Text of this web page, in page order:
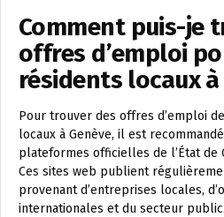
Comment puis-je
offres d’emploi
résidents locaux à
Pour trouver des offres d’emploi
locaux à Genève, il est
plateformes officielles de l’État de
Ces sites web publient
provenant d’entreprises locales,
internationales et du secteur